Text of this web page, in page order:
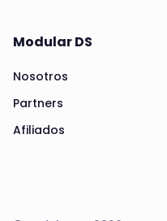
Modular DS
Nosotros
Partners
Afiliados